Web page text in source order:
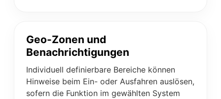
Geo-Zonen und
Benachrichtigungen
Individuell definierbare Bereiche können
Hinweise beim Ein- oder Ausfahren auslösen,
sofern die Funktion im gewählten System